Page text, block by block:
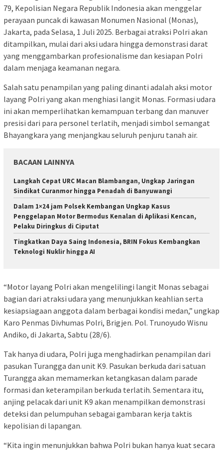
79, Kepolisian Negara Republik Indonesia akan menggelar
perayaan puncak di kawasan Monumen Nasional (Monas),
Jakarta, pada Selasa, 1 Juli 2025. Berbagai atraksi Polri akan
ditampilkan, mulai dari aksi udara hingga demonstrasi darat
yang menggambarkan profesionalisme dan kesiapan Polri
dalam menjaga keamanan negara.
Salah satu penampilan yang paling dinanti adalah aksi motor
layang Polri yang akan menghiasi langit Monas. Formasi udara
ini akan memperlihatkan kemampuan terbang dan manuver
presisi dari para personel terlatih, menjadi simbol semangat
Bhayangkara yang menjangkau seluruh penjuru tanah air.
BACAAN LAINNYA
Langkah Cepat URC Macan Blambangan, Ungkap Jaringan
Sindikat Curanmor hingga Penadah di Banyuwangi
Dalam 1×24 jam Polsek Kembangan Ungkap Kasus
Penggelapan Motor Bermodus Kenalan di Aplikasi Kencan,
Pelaku Diringkus di Ciputat
Tingkatkan Daya Saing Indonesia, BRIN Fokus Kembangkan
Teknologi Nuklir hingga AI
“Motor layang Polri akan mengelilingi langit Monas sebagai
bagian dari atraksi udara yang menunjukkan keahlian serta
kesiapsiagaan anggota dalam berbagai kondisi medan,” ungkap
Karo Penmas Divhumas Polri, Brigjen. Pol. Trunoyudo Wisnu
Andiko, di Jakarta, Sabtu (28/6).
Tak hanya di udara, Polri juga menghadirkan penampilan dari
pasukan Turangga dan unit K9. Pasukan berkuda dari satuan
Turangga akan memamerkan ketangkasan dalam parade
formasi dan keterampilan berkuda terlatih. Sementara itu,
anjing pelacak dari unit K9 akan menampilkan demonstrasi
deteksi dan pelumpuhan sebagai gambaran kerja taktis
kepolisian di lapangan.
“Kita ingin menunjukkan bahwa Polri bukan hanya kuat secara